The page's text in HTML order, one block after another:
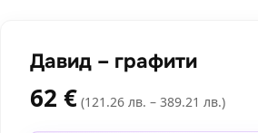
Давид – графити
62 € (121.26 лв. – 389.21 лв.)